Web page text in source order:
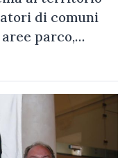
di comuni
parco,…